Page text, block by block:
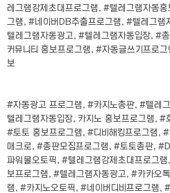
레그램강제초대프로그램, #텔레그램자동
그램, #네이버DB추출프로그램, #텔레그
텔레그램자동광고, #텔레그램자동입장, #
커뮤니티 홍보프로그램, #자동글쓰기프로
보
#자동광고 프로그램, #카지노총판, #텔레
텔레그램자동입장, 카지노 홍보프로그램, #
#토토 홍보프로그램, #디비해킹프로그램, #
매크로, #총판모집프로그램, #토토총판,
파워볼오토픽, #텔레그램강제초대프로그
보프로그램, #텔레그램자동광고, #카카오
램, #카지노오토픽, #네이버디비프로그램,